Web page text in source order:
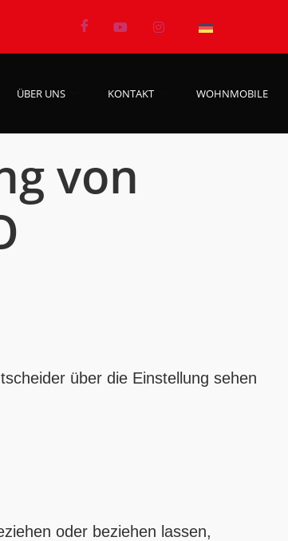
ÜBER UNS KONTAKT WOHNMOBILE
von
über die Einstellung sehen
oder beziehen lassen,